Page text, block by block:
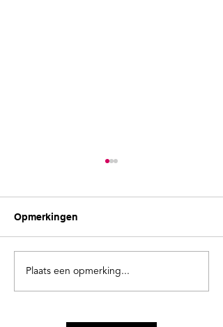
De nieuwe wethouders
Opmerkingen
Plaats een opmerking...